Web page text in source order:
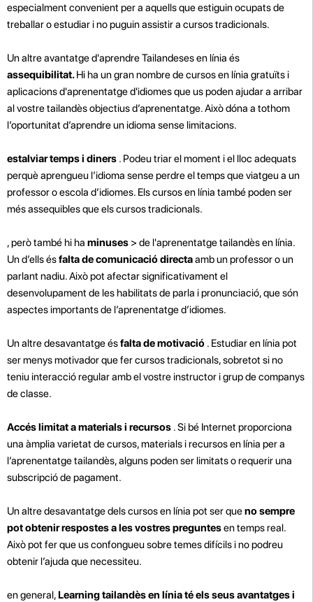
especialment convenient per a aquells que estiguin ocupats de
treballar o estudiar i no puguin assistir a cursos tradicionals.
Un altre avantatge d'aprendre Tailandeses en línia és
assequibilitat.Hi ha un gran nombre de cursos en línia gratuïts i
aplicacions d'aprenentatge d'idiomes que us poden ajudar a arribar
al vostre tailandès objectius d’aprenentatge. Això dóna a tothom
l’oportunitat d’aprendre un idioma sense limitacions.
estalviar temps i diners . Podeu triar el moment i el lloc adequats
perquè aprengueu l’idioma sense perdre el temps que viatgeu a un
professor o escola d’idiomes. Els cursos en línia també poden ser
més assequibles que els cursos tradicionals.
, però també hi ha minuses > de l'aprenentatge tailandès en línia.
Un d’ells ésfalta de comunicació directaamb un professor o un
parlant nadiu. Això pot afectar significativament el
desenvolupament de les habilitats de parla i pronunciació, que són
aspectes importants de l’aprenentatge d’idiomes.
Un altre desavantatge ésfalta de motivació . Estudiar en línia pot
ser menys motivador que fer cursos tradicionals, sobretot si no
teniu interacció regular amb el vostre instructor i grup de companys
de classe.
Accés limitat a materials i recursos . Si bé Internet proporciona
una àmplia varietat de cursos, materials i recursos en línia per a
l’aprenentatge tailandès, alguns poden ser limitats o requerir una
subscripció de pagament.
Un altre desavantatge dels cursos en línia pot ser queno sempre
pot obtenir respostes a les vostres preguntesen temps real.
Això pot fer que us confongueu sobre temes difícils i no podreu
obtenir l’ajuda que necessiteu.
en general,Learning tailandès en línia té els seus avantatges i